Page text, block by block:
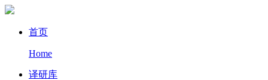
首页
Home
译研库